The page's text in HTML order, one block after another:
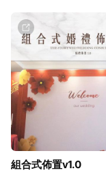
在幸福故事館婚禮
的寶藏，讓我們用
閃耀，願我們共同
最美麗的篇章！
新人給予的肯定與
❝ 幸福故事館婚禮
給予肯定與好評。❞
組合式佈置v1.0